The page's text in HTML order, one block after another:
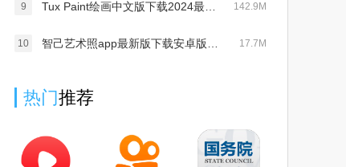
9 142.9M
10 17.7M
热门推荐